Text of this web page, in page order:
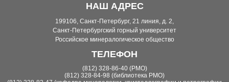
НАШ АДРЕС
199106, Санкт-Петербург, 21 линия, д. 2,
Санкт-Петербургский горный университет
Российское минералогическое общество
ТЕЛЕФОН
(812) 328-86-40 (РМО)
(812) 328-84-98 (библиотека РМО)